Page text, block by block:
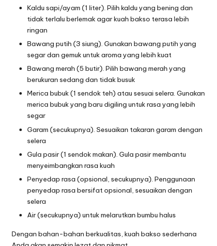
Kaldu sapi/ayam (1 liter). Pilih kaldu yang bening dan
tidak terlalu berlemak agar kuah bakso terasa lebih
ringan
Bawang putih (3 siung). Gunakan bawang putih yang
segar dan gemuk untuk aroma yang lebih kuat
Bawang merah (5 butir). Pilih bawang merah yang
berukuran sedang dan tidak busuk
Merica bubuk (1 sendok teh) atau sesuai selera. Gunakan
merica bubuk yang baru digiling untuk rasa yang lebih
segar
Garam (secukupnya). Sesuaikan takaran garam dengan
selera
Gula pasir (1 sendok makan). Gula pasir membantu
menyeimbangkan rasa kuah
Penyedap rasa (opsional, secukupnya). Penggunaan
penyedap rasa bersifat opsional, sesuaikan dengan
selera
Air (secukupnya) untuk melarutkan bumbu halus
Dengan bahan-bahan berkualitas, kuah bakso sederhana